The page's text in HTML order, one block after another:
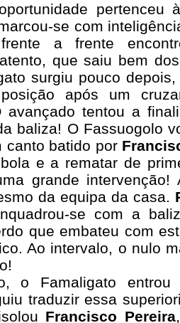
pertenceu
se com
a frente
que saiu bem
surgiu pouco
após um
avançado tentou a
baliza! O Fassuogolo
canto batido por
e a rematar de
grande intervenção!
da equipa da casa.
se com a
que embateu com
Ao intervalo, o nulo
o Famaligato
traduzir essa
Francisco Pereira